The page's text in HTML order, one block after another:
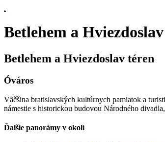
.
Betlehem a
Betlehem a Hviezdoslav téren
Óváros
Väčšina bratislavských kultúrnych pamiatok a
námestie s historickou budovou Národného
Ďalšie panorámy v okolí